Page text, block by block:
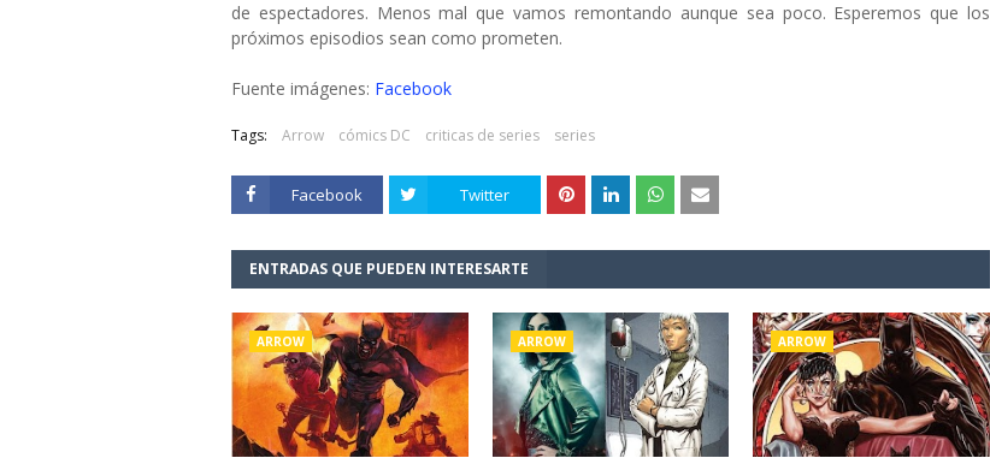
de espectadores. Menos mal que vamos remontando aunque sea poco. Esperemos que los
próximos episodios sean como prometen.
Fuente imágenes: Facebook
Tags: Arrow cómics DC criticas de series series
Facebook Twitter
ENTRADAS QUE PUEDEN INTERESARTE
ARROW ARROW ARROW